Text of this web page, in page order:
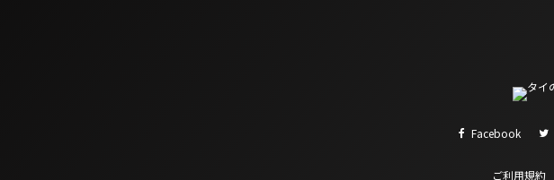
Facebook
ご利用規約